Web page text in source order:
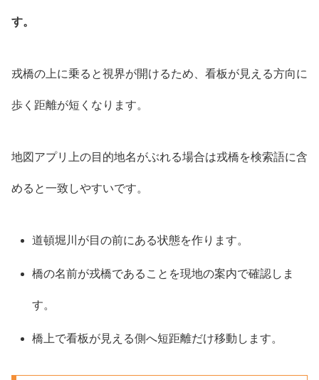
す。
戎橋の上に乗ると視界が開けるため、看板が見える方向に
歩く距離が短くなります。
地図アプリ上の目的地名がぶれる場合は戎橋を検索語に含
めると一致しやすいです。
道頓堀川が目の前にある状態を作ります。
橋の名前が戎橋であることを現地の案内で確認しま
す。
橋上で看板が見える側へ短距離だけ移動します。